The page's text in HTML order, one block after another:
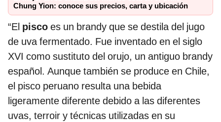
Chung Yion: conoce sus precios, carta y ubicación
“El pisco es un brandy que se destila del jugo
de uva fermentado. Fue inventado en el siglo
XVI como sustituto del orujo, un antiguo brandy
español. Aunque también se produce en Chile,
el pisco peruano resulta una bebida
ligeramente diferente debido a las diferentes
uvas, terroir y técnicas utilizadas en su